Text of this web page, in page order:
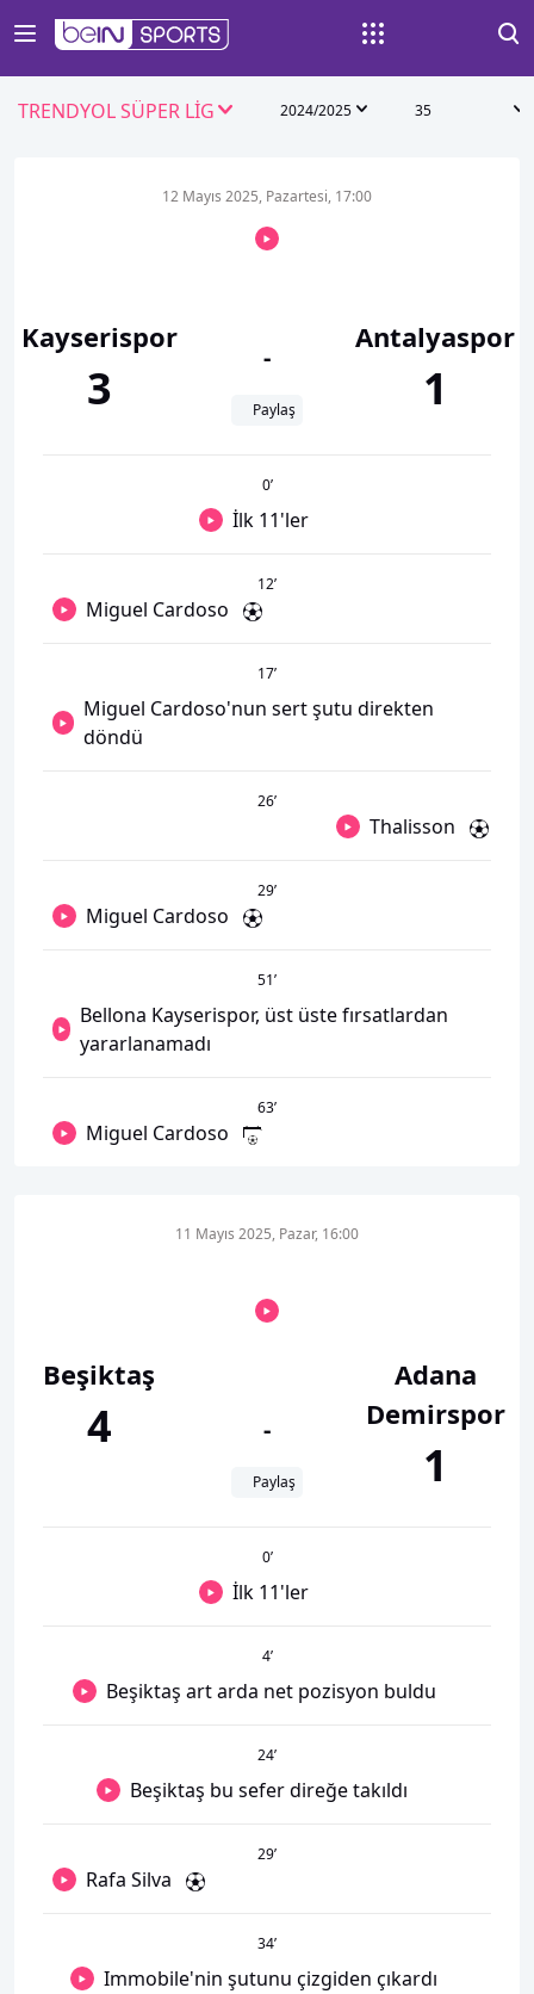
TRENDYOL SÜPER LİG 2024/2025 35
Kayserispor
3
12 Mayıs 2025, Pazartesi, 17:00
-
Paylaş
Antalyaspor
1
0’
İlk 11'ler
12’
Miguel Cardoso
17’
Miguel Cardoso'nun sert şutu direkten
döndü
26’
Thalisson
29’
Miguel Cardoso
51’
Bellona Kayserispor, üst üste fırsatlardan
yararlanamadı
63’
Miguel Cardoso
Beşiktaş
4
11 Mayıs 2025, Pazar, 16:00
-
Paylaş
Adana
Demirspor
1
0’
İlk 11'ler
4’
Beşiktaş art arda net pozisyon buldu
24’
Beşiktaş bu sefer direğe takıldı
29’
Rafa Silva
34’
Immobile'nin şutunu çizgiden çıkardı